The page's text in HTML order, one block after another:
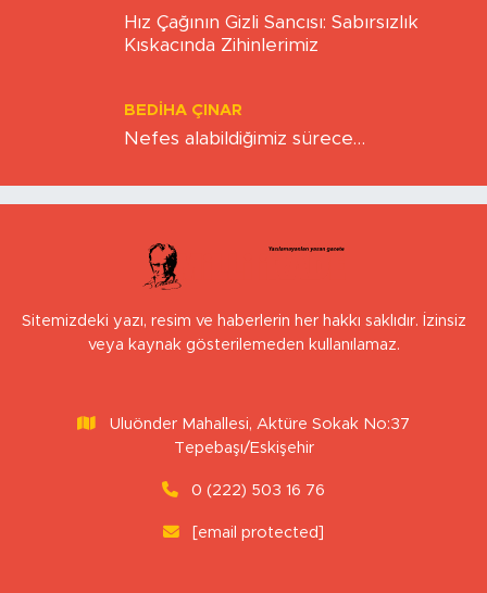
Hız Çağının Gizli Sancısı: Sabırsızlık
Kıskacında Zihinlerimiz
BEDIHA ÇINAR
Nefes alabildiğimiz sürece…
Sitemizdeki yazı, resim ve haberlerin her hakkı saklıdır. İzinsiz
veya kaynak gösterilemeden kullanılamaz.
Uluönder Mahallesi, Aktüre Sokak No:37
Tepebaşı/Eskişehir
0 (222) 503 16 76
[email protected]